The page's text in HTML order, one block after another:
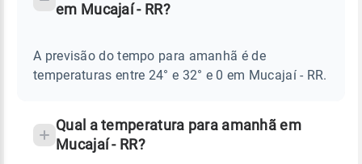
MUCAJAÍ
Perguntas
sobre
chuva
temperatura
em Mucajaí - RR?
A previsão do tempo para amanhã é de
temperaturas entre 24° e 32° e 0 em Mucajaí - RR.
Qual a temperatura para amanhã em
Mucajaí - RR?